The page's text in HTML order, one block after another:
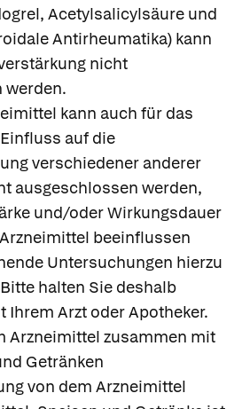
Acetylsalicylsäure und
Antirheumatika) kann
nicht
werden.
kann auch für das
auf die
verschiedener anderer
ausgeschlossen werden,
und/oder Wirkungsdauer
beeinflussen
Untersuchungen hierzu
halten Sie deshalb
Ihrem Arzt oder Apotheker.
Arzneimittel zusammen mit
Getränken
von dem Arzneimittel